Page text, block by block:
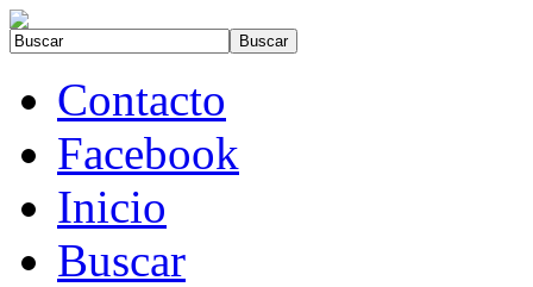
Contacto
Facebook
Inicio
Buscar